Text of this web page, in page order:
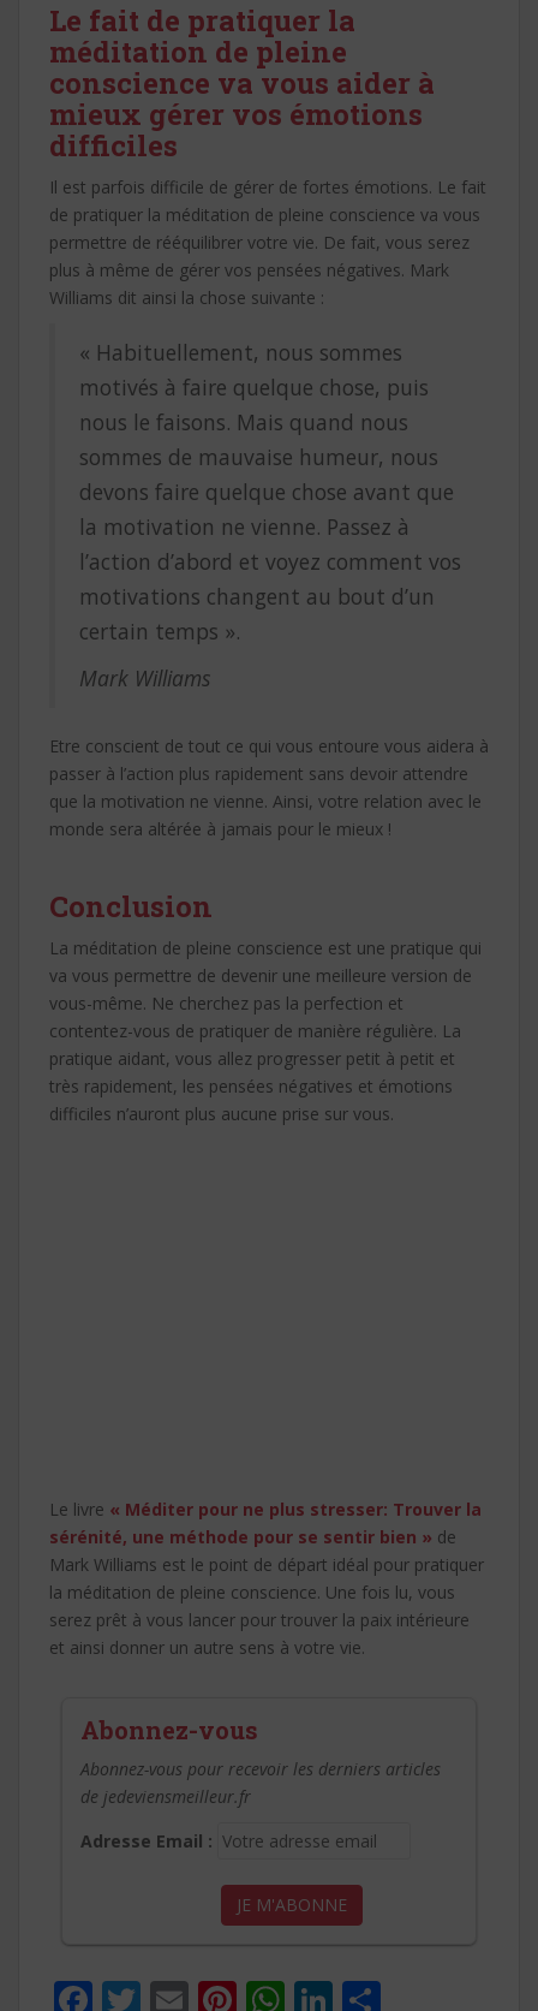
Le fait de pratiquer la
méditation de pleine
conscience va vous aider à
mieux gérer vos émotions
difficiles
Il est parfois difficile de gérer de fortes émotions. Le fait
de pratiquer la méditation de pleine conscience va vous
permettre de rééquilibrer votre vie. De fait, vous serez
plus à même de gérer vos pensées négatives. Mark
Williams dit ainsi la chose suivante :
« Habituellement, nous sommes
motivés à faire quelque chose, puis
nous le faisons. Mais quand nous
sommes de mauvaise humeur, nous
devons faire quelque chose avant que
la motivation ne vienne. Passez à
l’action d’abord et voyez comment vos
motivations changent au bout d’un
certain temps ».
Mark Williams
Etre conscient de tout ce qui vous entoure vous aidera à
passer à l’action plus rapidement sans devoir attendre
que la motivation ne vienne. Ainsi, votre relation avec le
monde sera altérée à jamais pour le mieux !
Conclusion
La méditation de pleine conscience est une pratique qui
va vous permettre de devenir une meilleure version de
vous-même. Ne cherchez pas la perfection et
contentez-vous de pratiquer de manière régulière. La
pratique aidant, vous allez progresser petit à petit et
très rapidement, les pensées négatives et émotions
difficiles n’auront plus aucune prise sur vous.
Le livre « Méditer pour ne plus stresser: Trouver la
sérénité, une méthode pour se sentir bien » de
Mark Williams est le point de départ idéal pour pratiquer
la méditation de pleine conscience. Une fois lu, vous
serez prêt à vous lancer pour trouver la paix intérieure
et ainsi donner un autre sens à votre vie.
Abonnez-vous
Abonnez-vous pour recevoir les derniers articles
de jedeviensmeilleur.fr
Adresse Email :
F T E Pi W Li